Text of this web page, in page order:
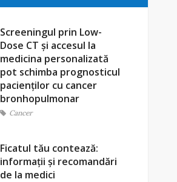
Screeningul prin Low-
Dose CT și accesul la
medicina personalizată
pot schimba prognosticul
pacienților cu cancer
bronhopulmonar
Cancer
Ficatul tău contează:
informații și recomandări
de la medici